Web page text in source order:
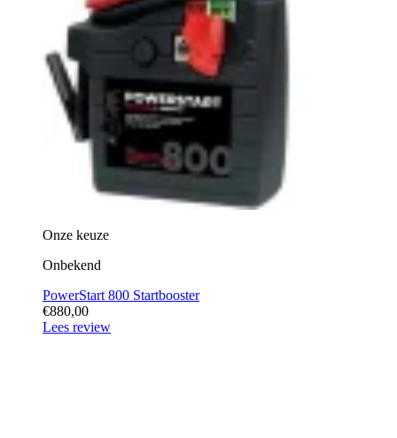
Onze keuze
Onbekend
PowerStart 800 Startbooster
€880,00
Lees review